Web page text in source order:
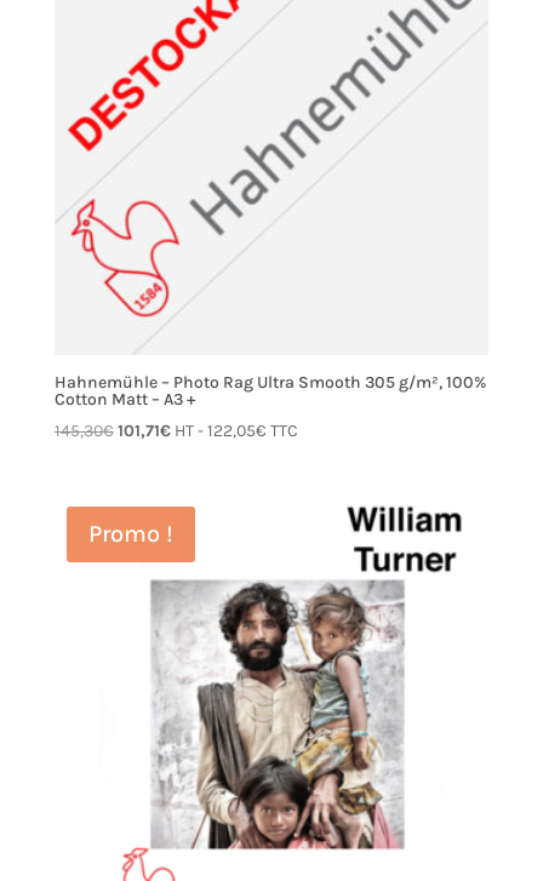
Hahnemühle – Photo Rag Ultra Smooth 305 g/m², 100%
Cotton Matt – A3 +
145,30€Le
était :
145,30€.
101,71€Le
est :
101,71€.
HT -122,05€ TTC
Promo !